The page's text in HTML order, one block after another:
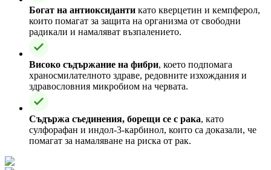
Богат на антиоксиданти като кверцетин и кемпферол,
които помагат за защита на организма от свободни
радикали и намаляват възпалението.
Високо съдържание на фибри, което подпомага
храносмилателното здраве, редовните изхождания и
здравословния микробиом на червата.
Съдържа съединения, борещи се с рака, като
сулфорафан и индол-3-карбинол, които са доказали, че
помагат за намаляване на риска от рак.